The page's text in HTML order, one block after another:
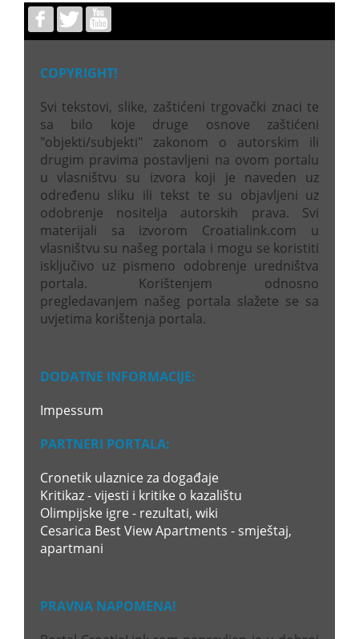
COPYRIGHT!
Svi tekstovi, slike, zaštićeni trgovački znaci te
sa bilo koje druge osnove zaštićeni
"objekti/subjekti" zakonom o autorskim ili
drugim pravima postavljeni na ovom portalu
u vlasništvu su izvora koji je naveden uz
određenu sliku ili tekst te su objavljeni uz
odobrenje nositelja autorskih prava. Svi
materijali sa izvorom Croatialink.com u
vlasništvu su našeg portala i mogu se koristiti
isključivo uz pismeno odobrenje uredništva
portala. Korištenjem odnosno
pregledavanjem našeg portala slažete se sa
uvjetima korištenja portala.
DODATNE INFORMACIJE:
Impessum
PARTNERI PORTALA:
Cronetik ulaznice za događaje
Kritikaz - vijesti i kritike o kazalištu
Olimpijske igre - rezultati, wiki
Cesarica Best View Apartments - smještaj,
apartmani
PRAVNA NAPOMENA!